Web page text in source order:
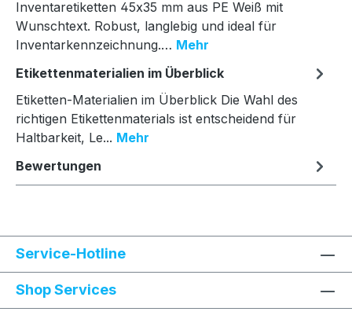
Inventaretiketten 45x35 mm aus PE Weiß mit
Wunschtext. Robust, langlebig und ideal für
Inventarkennzeichnung.… Mehr
Etikettenmaterialien im Überblick
Etiketten-Materialien im Überblick Die Wahl des
richtigen Etikettenmaterials ist entscheidend für
Haltbarkeit, Le... Mehr
Bewertungen
Service-Hotline
Shop Services